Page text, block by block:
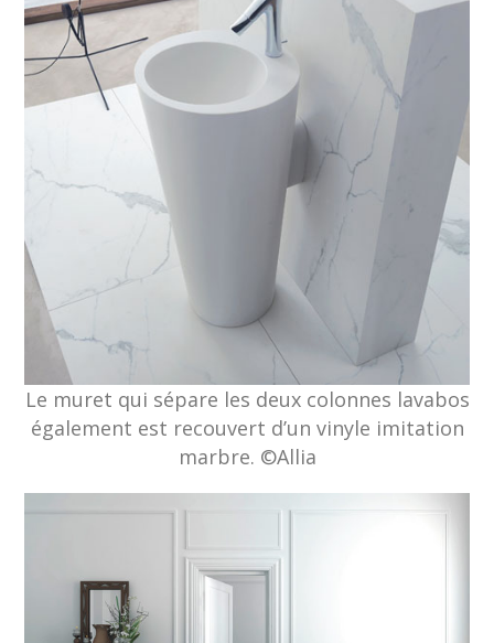
Le muret qui sépare les deux colonnes lavabos
également est recouvert d’un vinyle imitation
marbre. ©Allia